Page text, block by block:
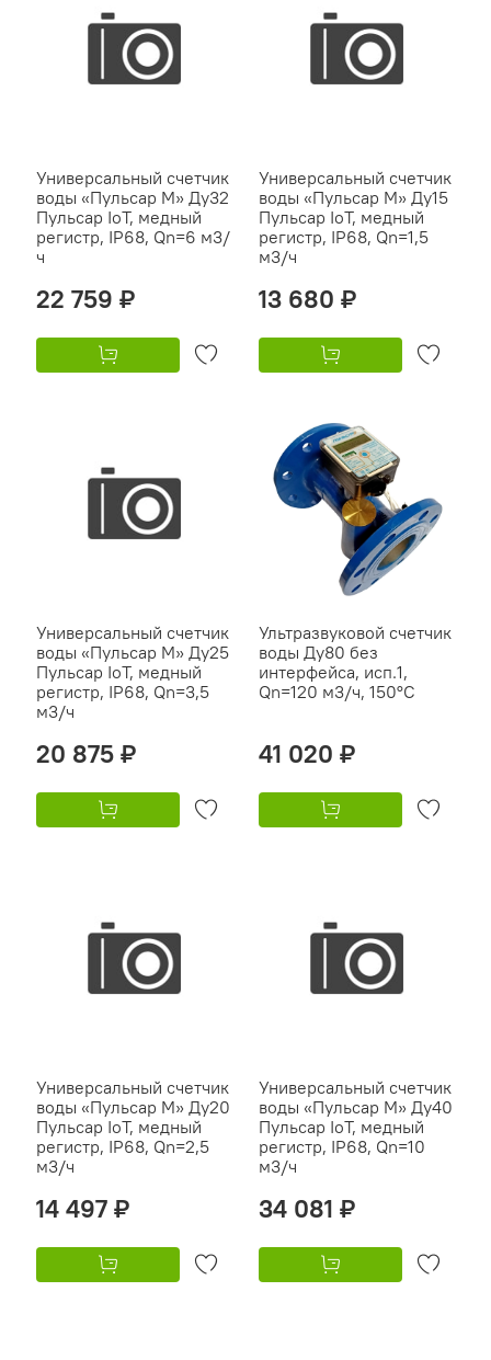
Универсальный счетчик
воды «Пульсар М» Ду32
Пульсар IoT, медный
регистр, IP68, Qn=6 м3/
ч
22 759 ₽
Универсальный счетчик
воды «Пульсар М» Ду15
Пульсар IoT, медный
регистр, IP68, Qn=1,5
м3/ч
13 680 ₽
Универсальный счетчик
воды «Пульсар М» Ду25
Пульсар IoT, медный
регистр, IP68, Qn=3,5
м3/ч
20 875 ₽
Ультразвуковой счетчик
воды Ду80 без
интерфейса, исп.1,
Qn=120 м3/ч, 150°C
41 020 ₽
Универсальный счетчик
воды «Пульсар М» Ду20
Пульсар IoT, медный
регистр, IP68, Qn=2,5
м3/ч
14 497 ₽
Универсальный счетчик
воды «Пульсар М» Ду40
Пульсар IoT, медный
регистр, IP68, Qn=10
м3/ч
34 081 ₽